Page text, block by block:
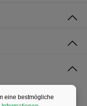
eine bestmögliche